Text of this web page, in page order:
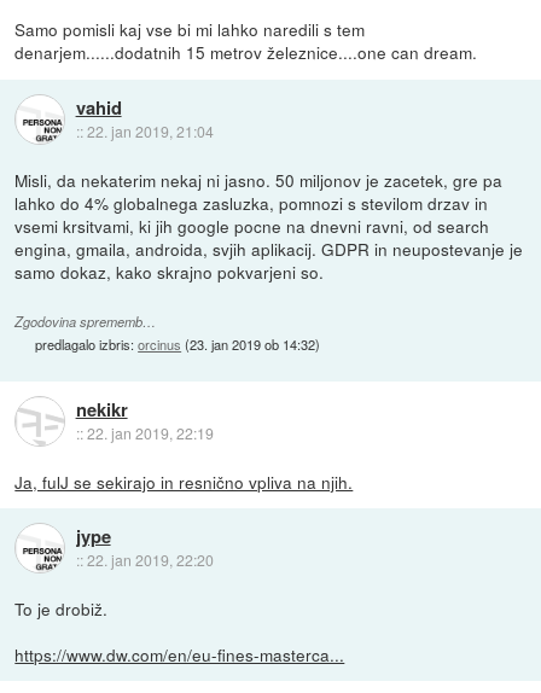
Samo pomisli kaj vse bi mi lahko naredili s tem
denarjem......dodatnih 15 metrov železnice....one can dream.
vahid
::22. jan 2019, 21:04
Misli, da nekaterim nekaj ni jasno. 50 miljonov je zacetek, gre pa
lahko do 4% globalnega zasluzka, pomnozi s stevilom drzav in
vsemi krsitvami, ki jih google pocne na dnevni ravni, od search
engina, gmaila, androida, svjih aplikacij. GDPR in neupostevanje je
samo dokaz, kako skrajno pokvarjeni so.
Zgodovina sprememb…
predlagalo izbris:orcinus (23. jan 2019 ob 14:32)
nekikr
::22. jan 2019, 22:19
Ja, fulJ se sekirajo in resnično vpliva na njih.
jype
::22. jan 2019, 22:20
To je drobiž.
https://www.dw.com/en/eu-fines-masterca...